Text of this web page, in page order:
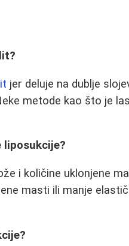
jer deluje na dublje
metode kao što je
liposukcije?
i količine uklonjene
masti ili manje